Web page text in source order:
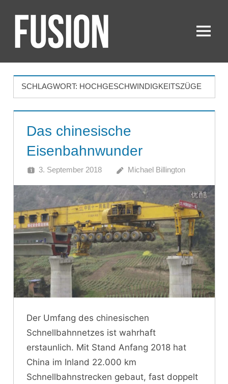
Inhalt
springenFUSION Menü
SCHLAGWORT: HOCHGESCHWINDIGKEITSZÜGE
Das chinesische
Eisenbahnwunder
3. September 2018 Michael Billington
Der Umfang des chinesischen
Schnellbahnnetzes ist wahrhaft
erstaunlich. Mit Stand Anfang 2018 hat
China im Inland 22.000 km
Schnellbahnstrecken gebaut, fast doppelt